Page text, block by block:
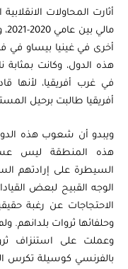
أثارت المحاولات
هذه الدول، وكانت بمثابة
في غرب أفريقيا، لأنها
أفريقيا طالبت برحيل
ويبدو أن شعوب هذه الدول
هذه المنطقة ليس
السيطرة على إرادتهم
الوجه القبيح لبعض
الاحتجاجات عن رغبة
وحلفائها ثروات بلدانهم.
وعملت على استنزاف
بالفرنسي كوسيلة تكرس